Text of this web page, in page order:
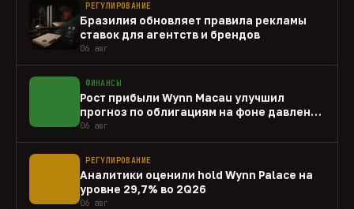
РЕГУЛИРОВАНИЕ
Бразилия обновляет правила рекламы
ставок для агентств и брендов
06 авг
ФИНАНСЫ
Рост прибыли Wynn Macau улучшил
прогноз по облигациям на фоне давления
capex
06 авг
РЕГУЛИРОВАНИЕ
Аналитики оценили hold Wynn Palace на
уровне 29,7% во 2Q26
06 авг